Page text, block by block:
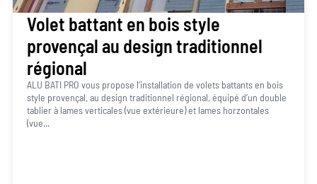
Volet battant en bois style
provençal au design traditionnel
régional
ALU BATI PRO vous propose l’installation de volets battants en bois
style provençal, au design traditionnel régional, équipé d’un double
tablier à lames verticales (vue extérieure) et lames horzontales
(vue...